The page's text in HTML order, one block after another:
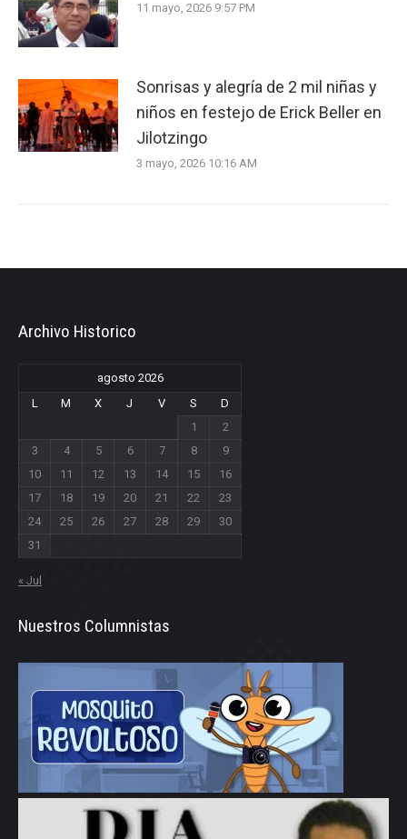
11 mayo, 2026 9:57 PM
Sonrisas y alegría de 2 mil niñas y
niños en festejo de Erick Beller en
Jilotzingo
3 mayo, 2026 10:16 AM
Archivo Historico
agosto 2026
L
M X J V S
D
1
2
3
4 5 6 7 8
9
10
11 12 13 14 15
16
17
18 19 20 21 22
23
24
25 26 27 28 29
30
31
« Jul
Nuestros Columnistas